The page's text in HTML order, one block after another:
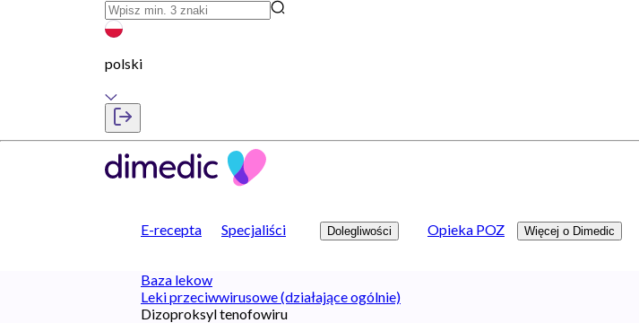
polski
E-recepta Specjaliści Dolegliwości Opieka POZ Więcej o Dimedic
Baza lekow
Leki przeciwwirusowe (działające ogólnie)
Dizoproksyl tenofowiru